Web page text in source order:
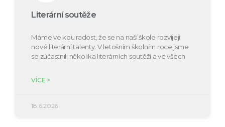
Literární soutěže
Máme velkou radost, že se na naší škole rozvíjejí
nové literární talenty. V letošním školním roce jsme
se zúčastnili několika literárních soutěží a ve všech
VÍCE >
18.6.2026